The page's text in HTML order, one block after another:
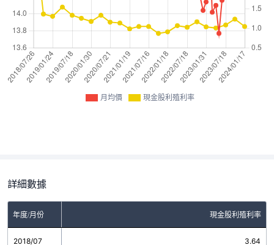
月均價 現金股利殖利率
詳細數據
年度/月份 現金股利殖利率
2018/07 3.64